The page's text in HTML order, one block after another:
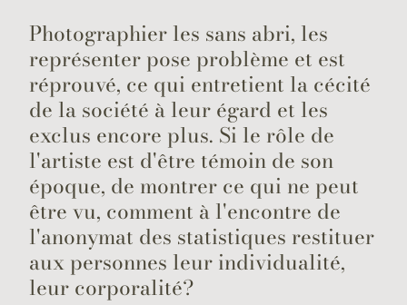
Photographier les sans abri, les
représenter pose problème et est
réprouvé, ce qui entretient la cécité
de la société à leur égard et les
exclus encore plus. Si le rôle de
l'artiste est d'être témoin de son
époque, de montrer ce qui ne peut
être vu, comment à l'encontre de
l'anonymat des statistiques restituer
aux personnes leur individualité,
leur corporalité?